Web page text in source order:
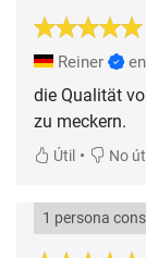
Reiner
die Qualität
zu meckern.
Útil • No
1 persona